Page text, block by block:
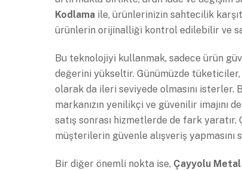
Kodlama ile, ürünlerinizin sahtecilik
ürünlerin orijinalliği kontrol edilebilir ve
Bu teknolojiyi kullanmak, sadece ürün
değerini yükseltir. Günümüzde
olarak da ileri seviyede olmasını isterler.
markanızın yenilikçi ve güvenilir
satış sonrası hizmetlerde de fark
müşterilerin güvenle alışveriş yapmasını
Bir diğer önemli nokta ise, Çayyolu